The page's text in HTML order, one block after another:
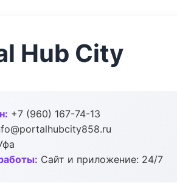
Hub City
+7 (960) 167-74-13
Сайт и приложение: 24/7